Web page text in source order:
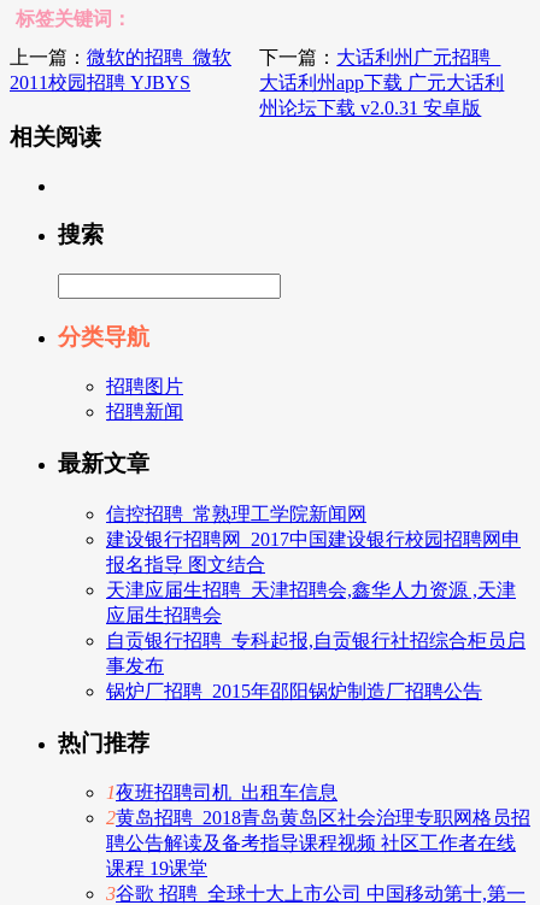
标签关键词：
上一篇： 微软的招聘_微软
2011校园招聘 YJBYS
下一篇： 大话利州广元招聘_
大话利州app下载 广元大话利
州论坛下载 v2.0.31 安卓版
相关阅读
搜索
分类导航
招聘图片
招聘新闻
最新文章
信控招聘_常熟理工学院新闻网
建设银行招聘网_2017中国建设银行校园招聘网申
报名指导 图文结合
天津应届生招聘_天津招聘会,鑫华人力资源 ,天津
应届生招聘会
自贡银行招聘_专科起报,自贡银行社招综合柜员启
事发布
锅炉厂招聘_2015年邵阳锅炉制造厂招聘公告
热门推荐
1夜班招聘司机_出租车信息
2黄岛招聘_2018青岛黄岛区社会治理专职网格员招
聘公告解读及备考指导课程视频 社区工作者在线
课程 19课堂
3谷歌 招聘_全球十大上市公司 中国移动第十,第一